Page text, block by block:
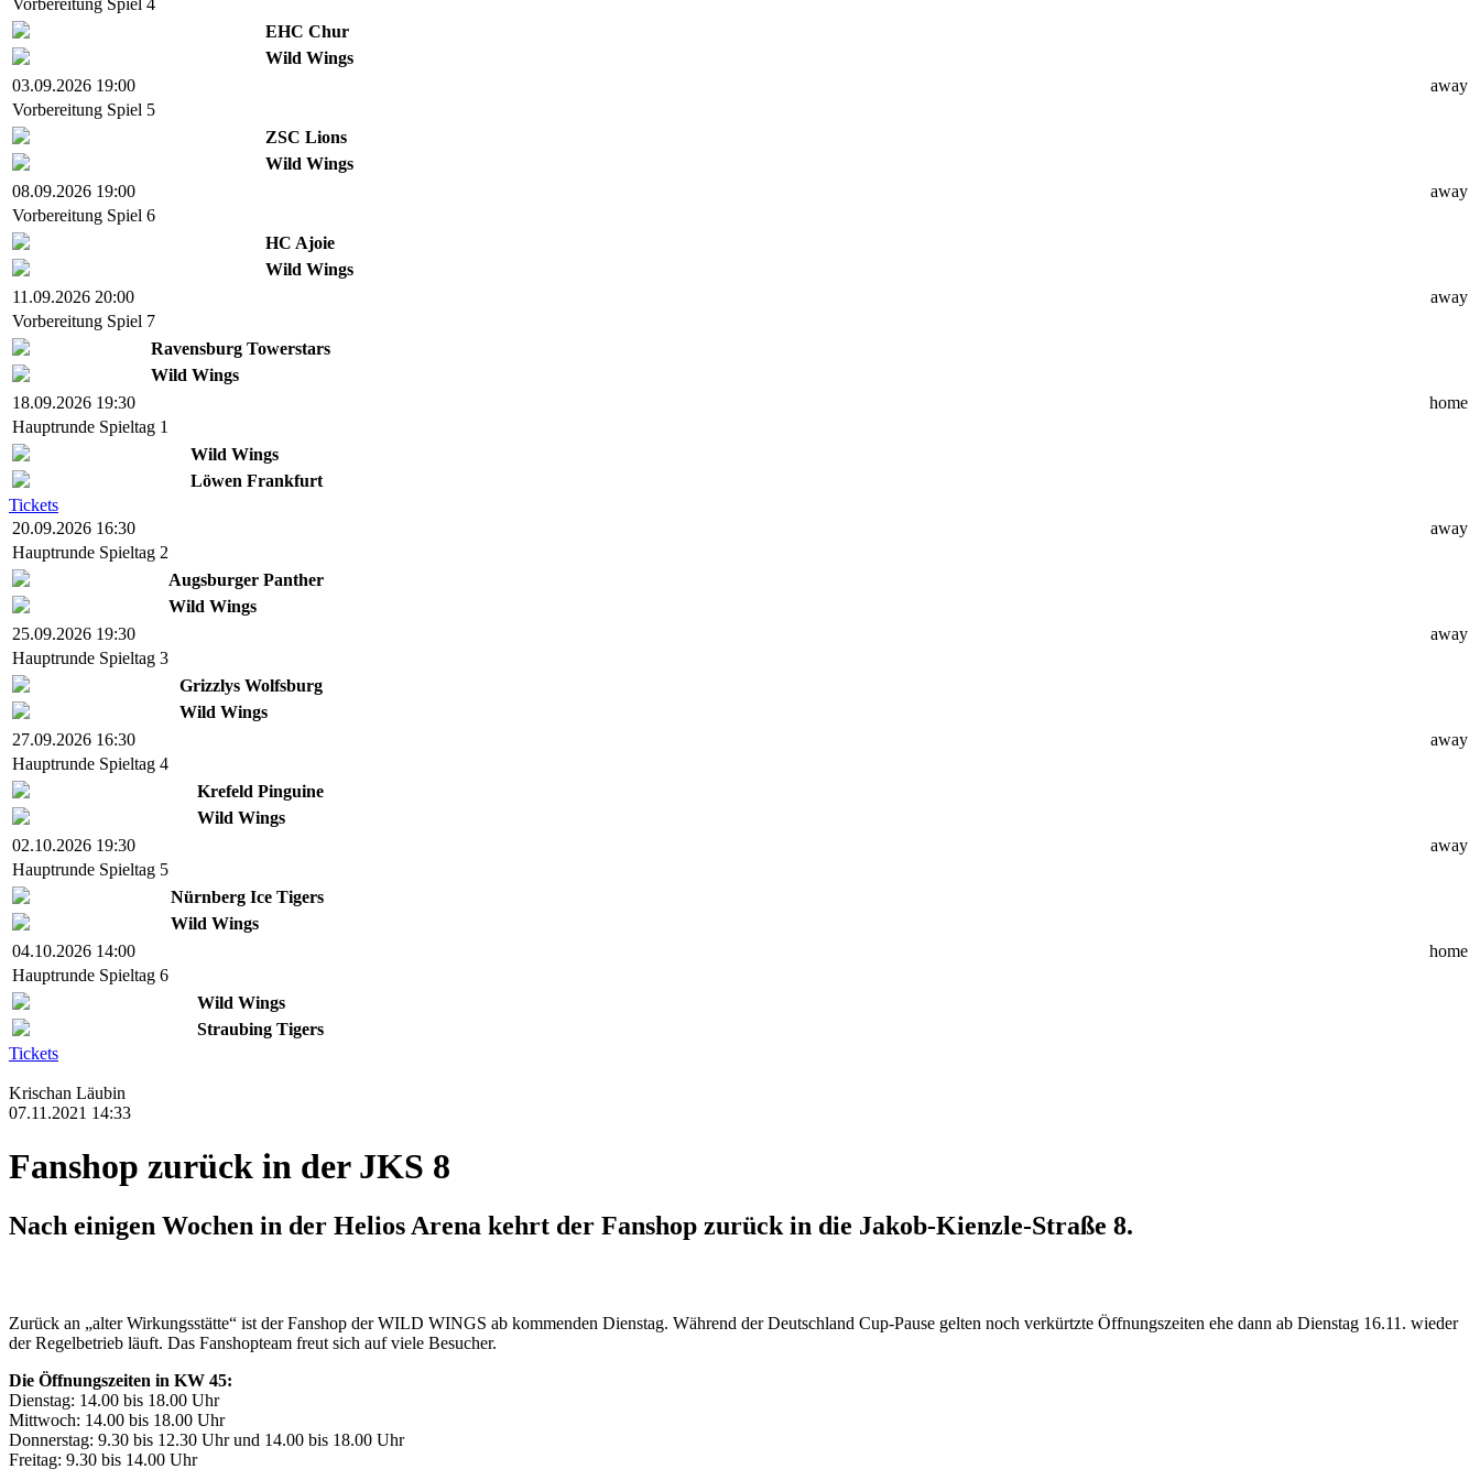
Vorbereitung Spiel 4
EHC Chur
Wild Wings
03.09.2026 19:00
away
Vorbereitung Spiel 5
ZSC Lions
Wild Wings
08.09.2026 19:00
away
Vorbereitung Spiel 6
HC Ajoie
Wild Wings
11.09.2026 20:00
away
Vorbereitung Spiel 7
Ravensburg Towerstars
Wild Wings
18.09.2026 19:30
home
Hauptrunde Spieltag 1
Wild Wings
Löwen Frankfurt
Tickets
20.09.2026 16:30
away
Hauptrunde Spieltag 2
Augsburger Panther
Wild Wings
25.09.2026 19:30
away
Hauptrunde Spieltag 3
Grizzlys Wolfsburg
Wild Wings
27.09.2026 16:30
away
Hauptrunde Spieltag 4
Krefeld Pinguine
Wild Wings
02.10.2026 19:30
away
Hauptrunde Spieltag 5
Nürnberg Ice Tigers
Wild Wings
04.10.2026 14:00
home
Hauptrunde Spieltag 6
Wild Wings
Straubing Tigers
Tickets
Krischan Läubin
07.11.2021 14:33
Fanshop zurück in der JKS 8
Nach einigen Wochen in der Helios Arena kehrt der Fanshop zurück in die Jakob-Kienzle-Straße 8.
Zurück an „alter Wirkungsstätte“ ist der Fanshop der WILD WINGS ab kommenden Dienstag. Während der Deutschland Cup-Pause gelten noch verkürtzte Öffnungszeiten ehe dann ab Dienstag 16.11. wieder
der Regelbetrieb läuft. Das Fanshopteam freut sich auf viele Besucher.
Die Öffnungszeiten in KW 45:
Dienstag: 14.00 bis 18.00 Uhr
Mittwoch: 14.00 bis 18.00 Uhr
Donnerstag: 9.30 bis 12.30 Uhr und 14.00 bis 18.00 Uhr
Freitag: 9.30 bis 14.00 Uhr